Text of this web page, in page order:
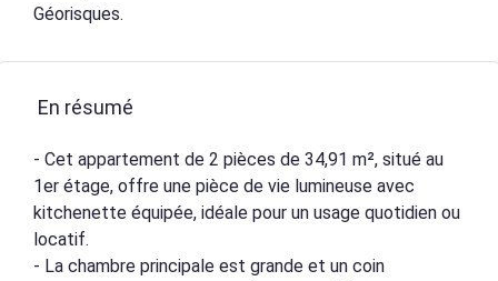
Géorisques.
En résumé
- Cet appartement de 2 pièces de 34,91 m², situé au
1er étage, offre une pièce de vie lumineuse avec
kitchenette équipée, idéale pour un usage quotidien ou
locatif.
- La chambre principale est grande et un coin